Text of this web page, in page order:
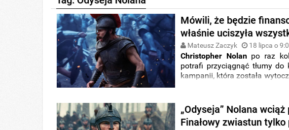
Mówili, że będzie
właśnie uciszyła
Mateusz Zaczyk 18 lipca o
Christopher Nolanpo raz
potrafi przyciągnąć tłumy
kampanii, która została
największych kinowych
ekranizacja eposu Homeranie
błyskawiczniepodbiła serca
rekordy w amerykańskimbox
„Odyseja” Nolana
Finałowy zwiastun